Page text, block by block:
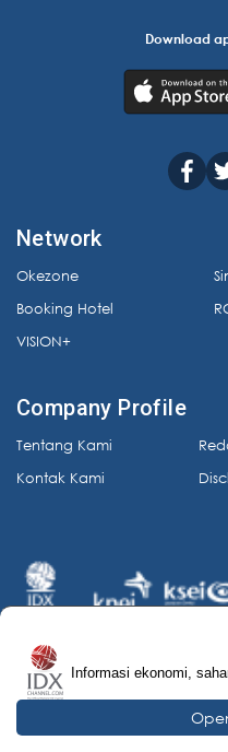
Download
Network
Okezone
Booking Hotel
VISION+
Company Profile
Tentang Kami
Kontak Kami
© 2026 IDX
Informasi ekonomi,